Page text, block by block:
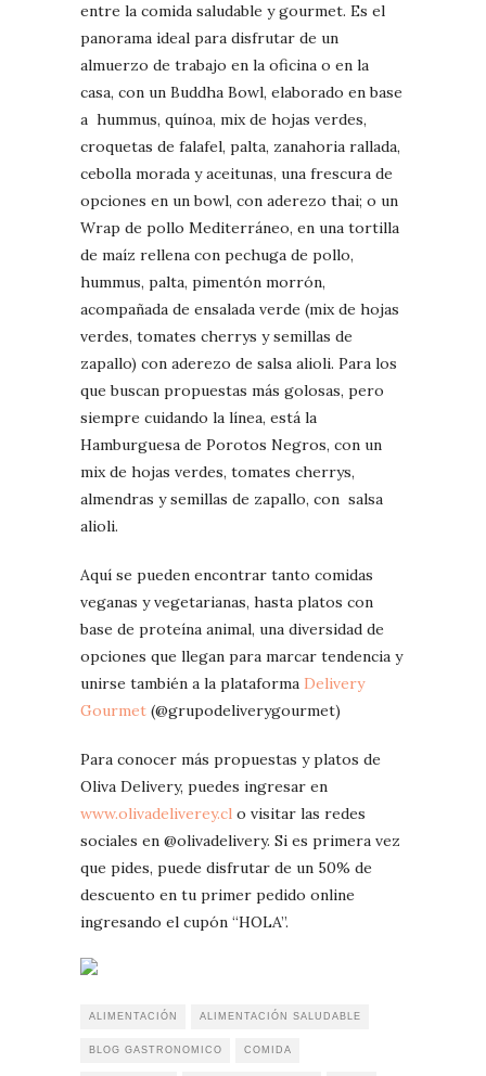
entre la comida saludable y gourmet. Es el
panorama ideal para disfrutar de un
almuerzo de trabajo en la oficina o en la
casa, con un Buddha Bowl, elaborado en base
a hummus, quínoa, mix de hojas verdes,
croquetas de falafel, palta, zanahoria rallada,
cebolla morada y aceitunas, una frescura de
opciones en un bowl, con aderezo thai; o un
Wrap de pollo Mediterráneo, en una tortilla
de maíz rellena con pechuga de pollo,
hummus, palta, pimentón morrón,
acompañada de ensalada verde (mix de hojas
verdes, tomates cherrys y semillas de
zapallo) con aderezo de salsa alioli. Para los
que buscan propuestas más golosas, pero
siempre cuidando la línea, está la
Hamburguesa de Porotos Negros, con un
mix de hojas verdes, tomates cherrys,
almendras y semillas de zapallo, con salsa
alioli.
Aquí se pueden encontrar tanto comidas
veganas y vegetarianas, hasta platos con
base de proteína animal, una diversidad de
opciones que llegan para marcar tendencia y
unirse también a la plataforma Delivery
Gourmet (@grupodeliverygourmet)
Para conocer más propuestas y platos de
Oliva Delivery, puedes ingresar en
www.olivadeliverey.cl o visitar las redes
sociales en @olivadelivery. Si es primera vez
que pides, puede disfrutar de un 50% de
descuento en tu primer pedido online
ingresando el cupón “HOLA”.
ALIMENTACIÓN ALIMENTACIÓN SALUDABLE
BLOG GASTRONOMICO COMIDA